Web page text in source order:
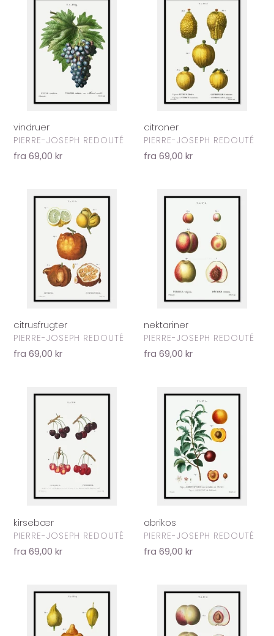
vindruer
FORHANDLER
PIERRE-JOSEPH REDOUTÉ
Normalpris
fra 69,00 kr
citroner
FORHANDLER
PIERRE-JOSEPH REDOUTÉ
Normalpris
fra 69,00 kr
citrusfrugter
citrusfrugter
FORHANDLER
PIERRE-JOSEPH REDOUTÉ
Normalpris
fra 69,00 kr
nektariner
nektariner
FORHANDLER
PIERRE-JOSEPH REDOUTÉ
Normalpris
fra 69,00 kr
kirsebær
kirsebær
FORHANDLER
PIERRE-JOSEPH REDOUTÉ
Normalpris
fra 69,00 kr
abrikos
abrikos
FORHANDLER
PIERRE-JOSEPH REDOUTÉ
Normalpris
fra 69,00 kr
citroner nektariner